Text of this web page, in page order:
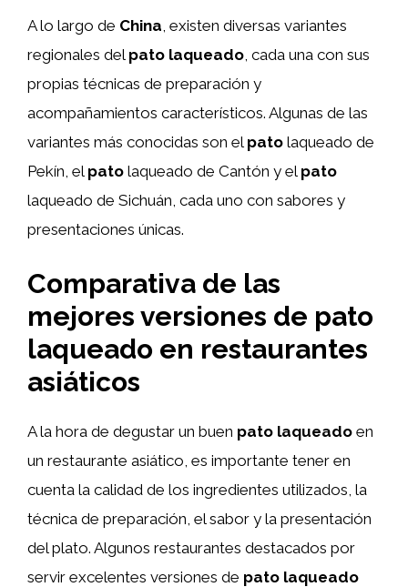
A lo largo de China, existen diversas variantes
regionales del pato laqueado, cada una con sus
propias técnicas de preparación y
acompañamientos característicos. Algunas de las
variantes más conocidas son el pato laqueado de
Pekín, el pato laqueado de Cantón y el pato
laqueado de Sichuán, cada uno con sabores y
presentaciones únicas.
Comparativa de las
mejores versiones de pato
laqueado en restaurantes
asiáticos
A la hora de degustar un buen pato laqueado en
un restaurante asiático, es importante tener en
cuenta la calidad de los ingredientes utilizados, la
técnica de preparación, el sabor y la presentación
del plato. Algunos restaurantes destacados por
servir excelentes versiones de pato laqueado